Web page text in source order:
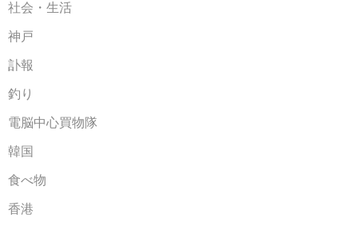
社会・生活
神戸
訃報
釣り
電脳中心買物隊
韓国
食べ物
香港